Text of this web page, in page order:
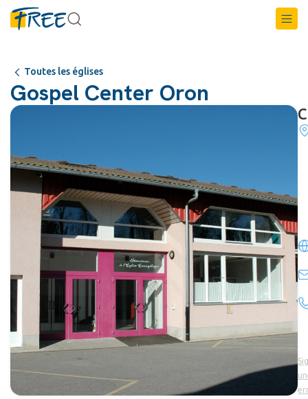
Toutes les églises
Gospel Center Oron